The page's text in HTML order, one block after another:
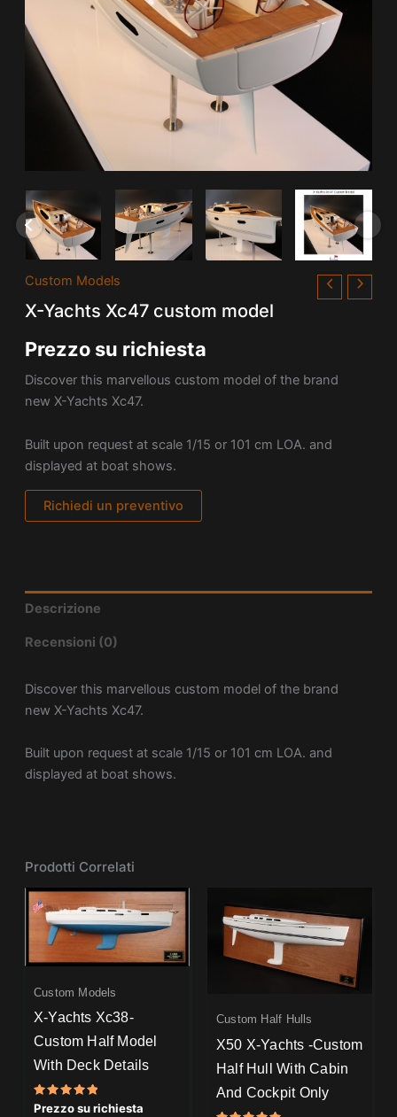
Custom Models
X-Yachts Xc47 custom model
Prezzo su richiesta
Discover this marvellous custom model of the brand
new X-Yachts Xc47.
Built upon request at scale 1/15 or 101 cm LOA. and
displayed at boat shows.
Richiedi un preventivo
Descrizione
Recensioni (0)
Discover this marvellous custom model of the brand
new X-Yachts Xc47.
Built upon request at scale 1/15 or 101 cm LOA. and
displayed at boat shows.
Prodotti Correlati
Custom Models
X-Yachts Xc38-
Custom Half Model
With Deck Details
Valutato
Prezzo su richiesta
Custom Half Hulls
X50 X-Yachts -Custom
Half Hull With Cabin
And Cockpit Only